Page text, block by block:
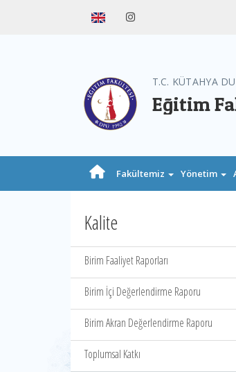
T.C. KÜTAHYA
Eğitim
Fakültemiz Yönetim
Kalite
Birim Faaliyet Raporları
Birim İçi Değerlendirme Raporu
Birim Akran Değerlendirme Raporu
Toplumsal Katkı